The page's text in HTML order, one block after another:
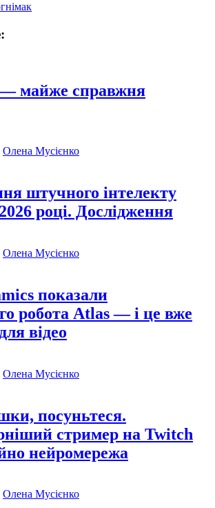
— майже справжня
Олена Мусієнко
штучного інтелекту
році. Дослідження
Олена Мусієнко
показали
робота Atlas — і це вже
відео
Олена Мусієнко
посуньтеся.
стример на Twitch
нейромережа
Олена Мусієнко